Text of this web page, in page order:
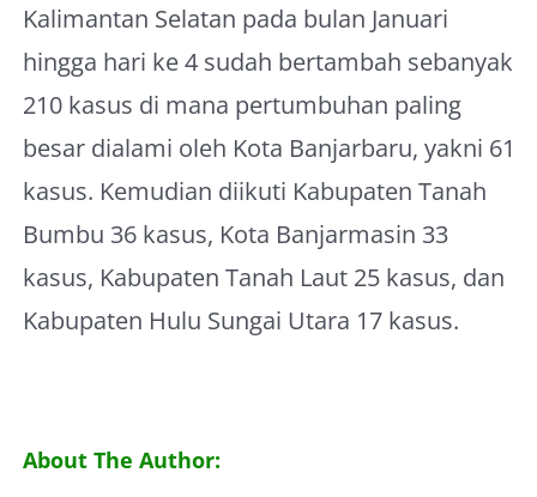
Kalimantan Selatan pada bulan Januari
hingga hari ke 4 sudah bertambah sebanyak
210 kasus di mana pertumbuhan paling
besar dialami oleh Kota Banjarbaru, yakni 61
kasus. Kemudian diikuti Kabupaten Tanah
Bumbu 36 kasus, Kota Banjarmasin 33
kasus, Kabupaten Tanah Laut 25 kasus, dan
Kabupaten Hulu Sungai Utara 17 kasus.
About The Author: